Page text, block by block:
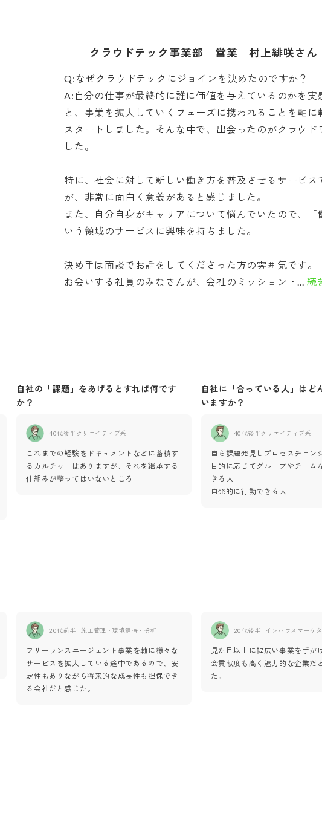
── クラウドテック事業部 営業 村上緋咲さん
Q:なぜクラウドテックにジョインを決めたのですか？
A:自分の仕事が最終的に誰に価値を与えているのかを実
と、事業を拡大していくフェーズに携われることを軸に
スタートしました。そんな中で、出会ったのがクラウド
した。
特に、社会に対して新しい働き方を普及させるサービス
が、非常に面白く意義があると感じました。
また、自分自身がキャリアについて悩んでいたので、「
いう領域のサービスに興味を持ちました。
決め手は面談でお話をしてくださった方の雰囲気です。
お会いする社員のみなさんが、会社のミッション・... 続
自社の「課題」をあげるとすれば何です
か？
40代後半 クリエイティブ系
これまでの経験をドキュメントなどに蓄積す
るカルチャーはありますが、それを継承する
仕組みが整ってはいないところ
自社に「合っている人」はど
いますか？
40代後半クリエイティブ系
自ら課題発見しプロセスチェン
目的に応じてグループやチーム
きる人
自発的に行動できる人
20代前半 施工管理・環境調査・分析
フリーランスエージェント事業を軸に様々な
サービスを拡大している途中であるので、安
定性もありながら将来的な成長性も担保でき
る会社だと感じた。
20代後半 インハウスマーケ
見た目以上に幅広い事業を手が
会貢献度も高く魅力的な企業だ
た。